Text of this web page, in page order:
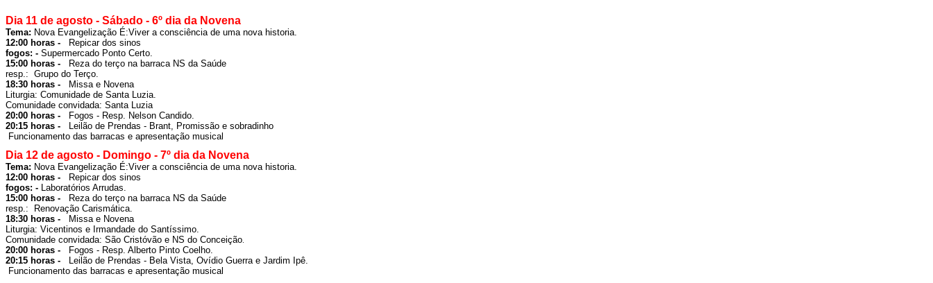
Dia 11 de agosto - Sábado - 6º dia da Novena
Tema: Nova Evangelização É:Viver a consciência de uma nova historia.
12:00 horas -
fogos: - Supermercado Ponto Certo.
15:00 horas -
Reza do terço na barraca NS da Saúde
resp.:  Grupo do Terço.
18:30 horas -
Missa e Novena
Comunidade convidada: Santa Luzia
20:00 horas -
Fogos - Resp. Nelson Candido.
20:15 horas -
Leilão de Prendas - Brant, Promissão e sobradinho
Funcionamento das barracas e apresentação musical
Dia 12 de agosto - Domingo - 7º dia da Novena
Tema: Nova Evangelização É:Viver a consciência de uma nova historia.
12:00 horas -
fogos: - Laboratórios Arrudas.
15:00 horas -
Reza do terço na barraca NS da Saúde
resp.:  Renovação Carismática.
18:30 horas -
Missa e Novena
Comunidade convidada: São Cristóvão e NS do Conceição
20:00 horas -
Fogos - Resp. Alberto Pinto Coelho.
20:15 horas -
Leilão de Prendas - Bela Vista, Ovídio Guerra e Jardim Ipê.
Funcionamento das barracas e apresentação musical